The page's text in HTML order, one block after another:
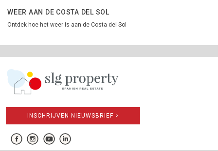
WEER AAN DE COSTA DEL SOL
Ontdek hoe het weer is aan de Costa del Sol
INSCHRIJVEN NIEUWSBRIEF >